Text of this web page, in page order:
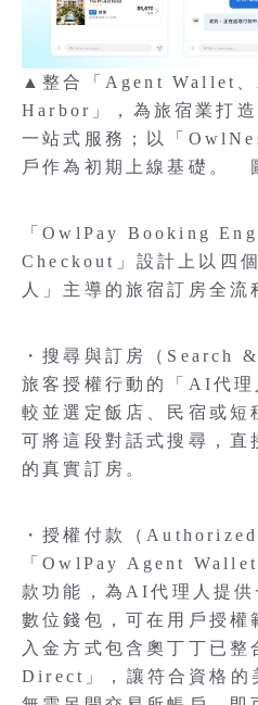
▲整合「Agent Wallet
Harbor」，為旅宿業打
一站式服務；以「
戶作為初期上線基礎。
「OwlPay Booking
Checkout」設計上以四
人」主導的旅宿訂房全流
・搜尋與訂房（Search
旅客授權行動的「AI代理
較並選定飯店、民宿或短
可將這段對話式搜尋，直
的真實訂房。
・授權付款（
「OwlPay Agent
款功能，為AI代理人提供
數位錢包，可在用戶授權
入金方式包含奧丁丁已整
Direct」，讓符合資格的